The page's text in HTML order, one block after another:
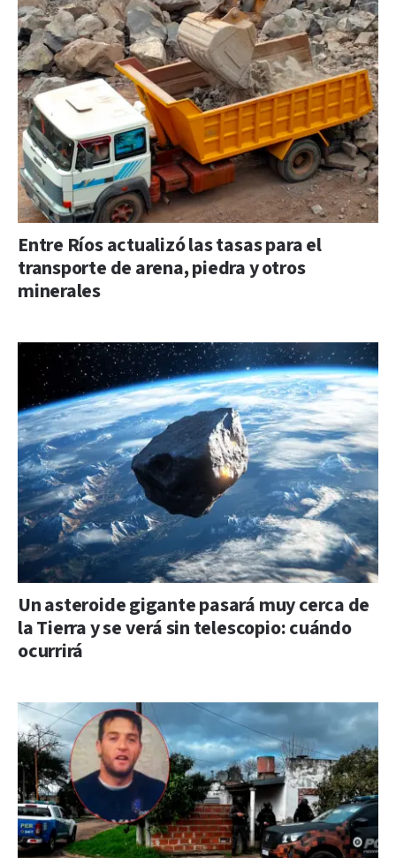
Entre Ríos actualizó las tasas para el
transporte de arena, piedra y otros
minerales
Un asteroide gigante pasará muy cerca de
la Tierra y se verá sin telescopio: cuándo
ocurrirá